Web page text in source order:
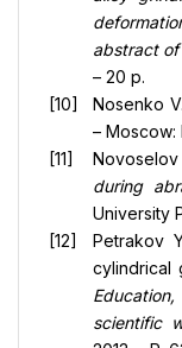
abstract of
– 20 p.
Nosenko
– Moscow:
Novoselov
during
University
Petrakov
cylindrical
scientific